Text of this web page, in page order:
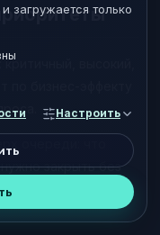
загружается только
Настроить
высокий,
по бизнес-эффекту
очереди: что
закрыть без